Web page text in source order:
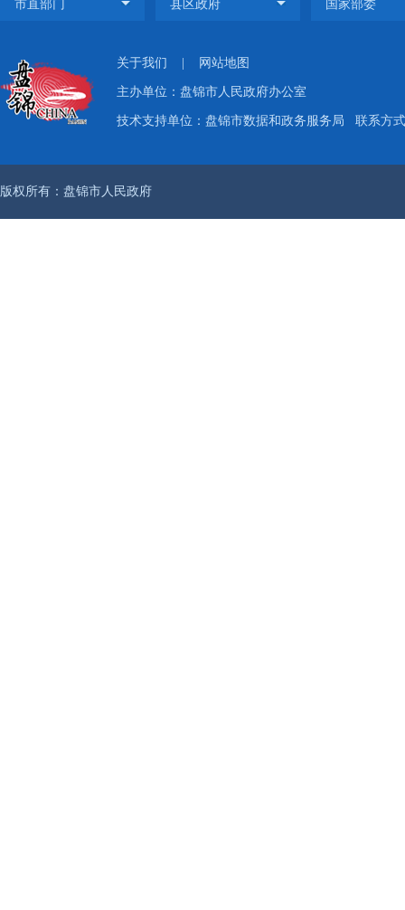
关于我们 网站地图
主办单位：盘锦市人民政府办公室
技术支持单位：盘锦市数据和政务服务局 联系方
版权所有：盘锦市人民政府